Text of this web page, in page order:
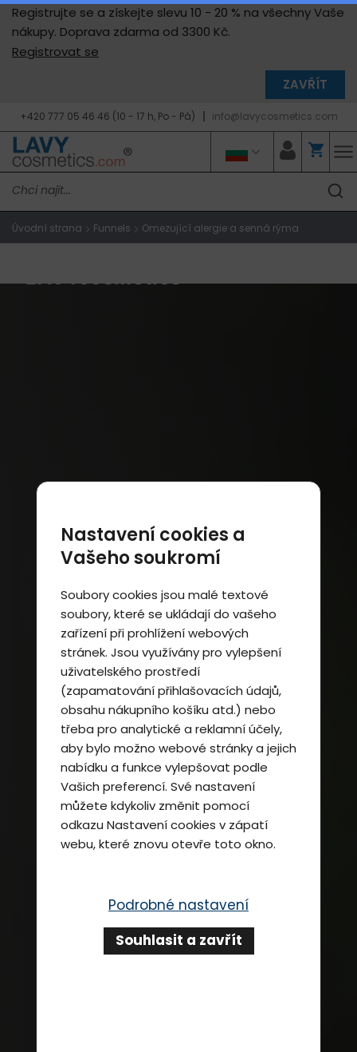
Registrujte se a získejte slevu 10 - 20 % na všechny Vaše
nákupy. Doprava zdarma od 3300 Kč.
Registrovat se
ZAVŘÍT
+420 777 05 46 46 (10 - 17 h, Po - Pá) info@lavycosmetics.com
Úvodní strana Funnels Omezující alergie a senná rýma
LAVYcosmetics
Nastavení cookies a
Vašeho soukromí
Soubory cookies jsou malé textové
soubory, které se ukládají do vašeho
zařízení při prohlížení webových
stránek. Jsou využívány pro vylepšení
uživatelského prostředí
(zapamatování přihlašovacích údajů,
obsahu nákupního košíku atd.) nebo
třeba pro analytické a reklamní účely,
aby bylo možno webové stránky a jejich
nabídku a funkce vylepšovat podle
Vašich preferencí. Své nastavení
můžete kdykoliv změnit pomocí
odkazu Nastavení cookies v zápatí
webu, které znovu otevře toto okno.
Podrobné nastavení
Souhlasit a zavřít